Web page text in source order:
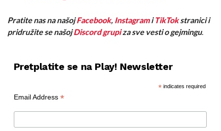
Pratite nas na našojFacebook, InstagramiTikTokstranici i
pridružite se našojDiscord grupiza sve vesti o gejmingu.
Pretplatite se na Play! Newsletter
*indicates required
Email Address *